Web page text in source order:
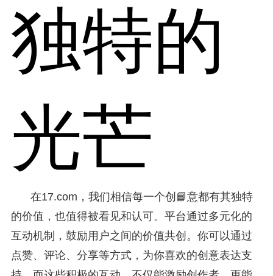
独特的
光芒
在17.com，我们相信每一个创📘意都有其独特
的价值，也值得被看见和认可。平台通过多元化的
互动机制，鼓励用户之间的价值共创。你可以通过
点赞、评论、分享等方式，为你喜欢的创意表达支